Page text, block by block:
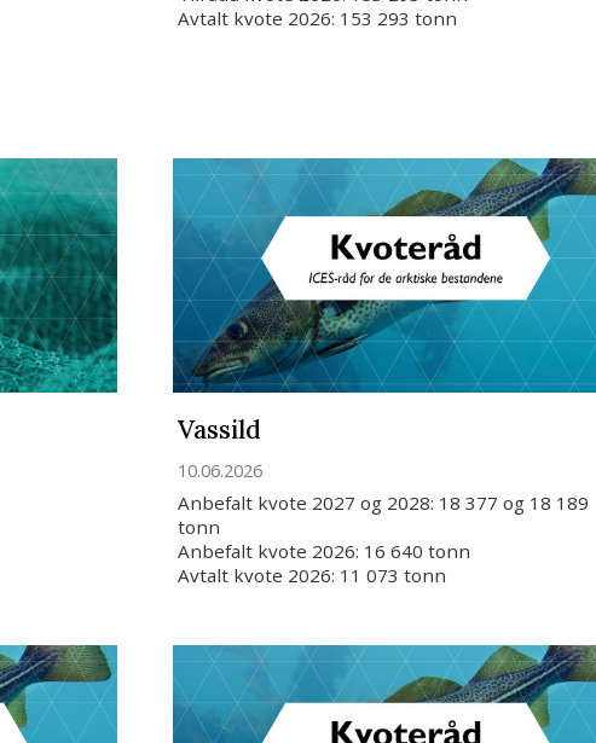
Avtalt kvote 2026: 153 293 tonn
Vassild
10.06.2026
Anbefalt kvote 2027 og 2028: 18 377 og 18 189
tonn
Anbefalt kvote 2026: 16 640 tonn
Avtalt kvote 2026: 11 073 tonn